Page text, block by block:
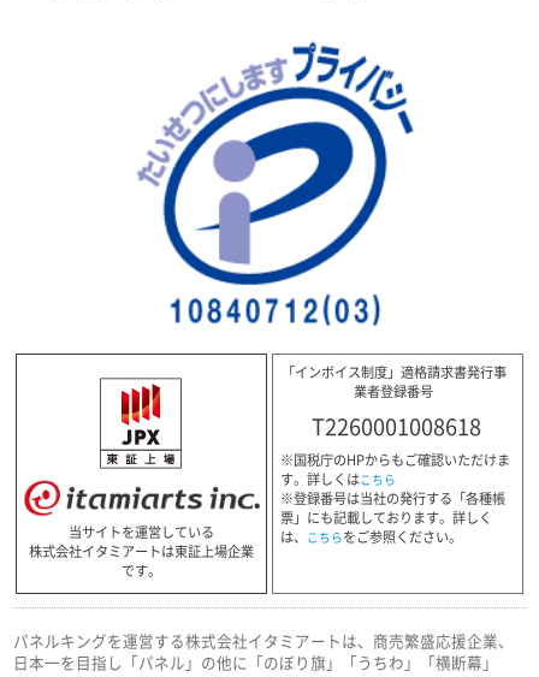
当サイトを運営している
株式会社イタミアートは東証上場企業
です。
「インボイス制度」適格請求書発行事
業者登録番号
T2260001008618
※国税庁のHPからもご確認いただけま
す。詳しくはこちら
※登録番号は当社の発行する「各種帳
票」にも記載しております。詳しく
は、 こちらをご参照ください。
パネルキングを運営する株式会社イタミアートは、商売繁盛応援企業、
日本一を目指し「パネル」の他に「のぼり旗」「うちわ」「横断幕」